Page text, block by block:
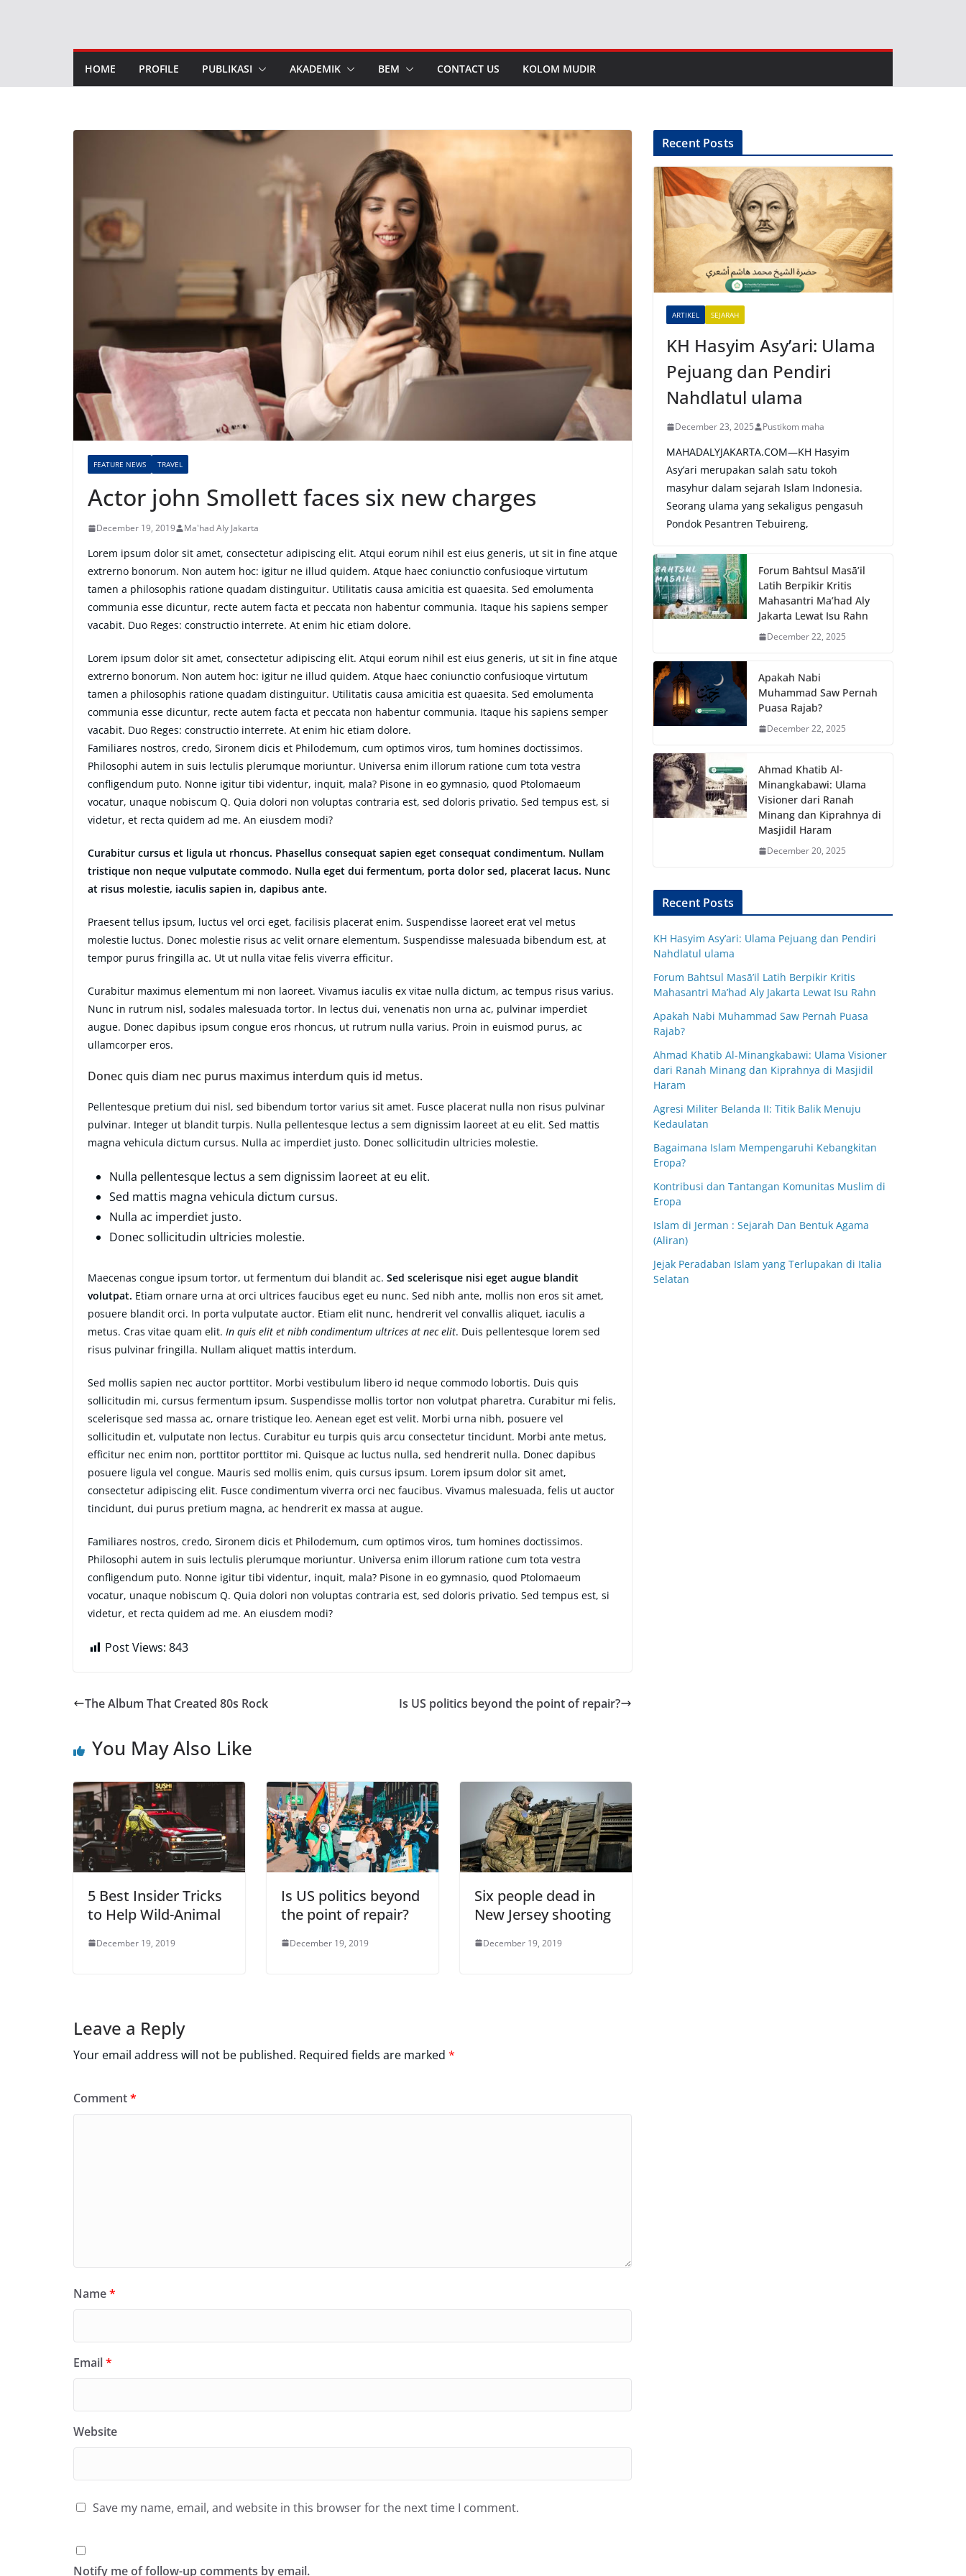
HOME PROFILE PUBLIKASI AKADEMIK BEM CONTACT US KOLOM MUDIR
FEATURE NEWS TRAVEL
Actor john Smollett faces six new charges
December 19, 2019 Ma'had Aly Jakarta
Lorem ipsum dolor sit amet, consectetur adipiscing elit. Atqui eorum nihil est eius generis, ut sit in fine atque
extrerno bonorum. Non autem hoc: igitur ne illud quidem. Atque haec coniunctio confusioque virtutum
tamen a philosophis ratione quadam distinguitur. Utilitatis causa amicitia est quaesita. Sed emolumenta
communia esse dicuntur, recte autem facta et peccata non habentur communia. Itaque his sapiens semper
vacabit. Duo Reges: constructio interrete. At enim hic etiam dolore.
Lorem ipsum dolor sit amet, consectetur adipiscing elit. Atqui eorum nihil est eius generis, ut sit in fine atque
extrerno bonorum. Non autem hoc: igitur ne illud quidem. Atque haec coniunctio confusioque virtutum
tamen a philosophis ratione quadam distinguitur. Utilitatis causa amicitia est quaesita. Sed emolumenta
communia esse dicuntur, recte autem facta et peccata non habentur communia. Itaque his sapiens semper
vacabit. Duo Reges: constructio interrete. At enim hic etiam dolore.
Familiares nostros, credo, Sironem dicis et Philodemum, cum optimos viros, tum homines doctissimos.
Philosophi autem in suis lectulis plerumque moriuntur. Universa enim illorum ratione cum tota vestra
confligendum puto. Nonne igitur tibi videntur, inquit, mala? Pisone in eo gymnasio, quod Ptolomaeum
vocatur, unaque nobiscum Q. Quia dolori non voluptas contraria est, sed doloris privatio. Sed tempus est, si
videtur, et recta quidem ad me. An eiusdem modi?
Curabitur cursus et ligula ut rhoncus. Phasellus consequat sapien eget consequat condimentum. Nullam
tristique non neque vulputate commodo. Nulla eget dui fermentum, porta dolor sed, placerat lacus. Nunc
at risus molestie, iaculis sapien in, dapibus ante.
Praesent tellus ipsum, luctus vel orci eget, facilisis placerat enim. Suspendisse laoreet erat vel metus
molestie luctus. Donec molestie risus ac velit ornare elementum. Suspendisse malesuada bibendum est, at
tempor purus fringilla ac. Ut ut nulla vitae felis viverra efficitur.
Curabitur maximus elementum mi non laoreet. Vivamus iaculis ex vitae nulla dictum, ac tempus risus varius.
Nunc in rutrum nisl, sodales malesuada tortor. In lectus dui, venenatis non urna ac, pulvinar imperdiet
augue. Donec dapibus ipsum congue eros rhoncus, ut rutrum nulla varius. Proin in euismod purus, ac
ullamcorper eros.
Donec quis diam nec purus maximus interdum quis id metus.
Pellentesque pretium dui nisl, sed bibendum tortor varius sit amet. Fusce placerat nulla non risus pulvinar
pulvinar. Integer ut blandit turpis. Nulla pellentesque lectus a sem dignissim laoreet at eu elit. Sed mattis
magna vehicula dictum cursus. Nulla ac imperdiet justo. Donec sollicitudin ultricies molestie.
Nulla pellentesque lectus a sem dignissim laoreet at eu elit.
Sed mattis magna vehicula dictum cursus.
Nulla ac imperdiet justo.
Donec sollicitudin ultricies molestie.
Maecenas congue ipsum tortor, ut fermentum dui blandit ac. Sed scelerisque nisi eget augue blandit
volutpat. Etiam ornare urna at orci ultrices faucibus eget eu nunc. Sed nibh ante, mollis non eros sit amet,
posuere blandit orci. In porta vulputate auctor. Etiam elit nunc, hendrerit vel convallis aliquet, iaculis a
metus. Cras vitae quam elit. In quis elit et nibh condimentum ultrices at nec elit. Duis pellentesque lorem sed
risus pulvinar fringilla. Nullam aliquet mattis interdum.
Sed mollis sapien nec auctor porttitor. Morbi vestibulum libero id neque commodo lobortis. Duis quis
sollicitudin mi, cursus fermentum ipsum. Suspendisse mollis tortor non volutpat pharetra. Curabitur mi felis,
scelerisque sed massa ac, ornare tristique leo. Aenean eget est velit. Morbi urna nibh, posuere vel
sollicitudin et, vulputate non lectus. Curabitur eu turpis quis arcu consectetur tincidunt. Morbi ante metus,
efficitur nec enim non, porttitor porttitor mi. Quisque ac luctus nulla, sed hendrerit nulla. Donec dapibus
posuere ligula vel congue. Mauris sed mollis enim, quis cursus ipsum. Lorem ipsum dolor sit amet,
consectetur adipiscing elit. Fusce condimentum viverra orci nec faucibus. Vivamus malesuada, felis ut auctor
tincidunt, dui purus pretium magna, ac hendrerit ex massa at augue.
Familiares nostros, credo, Sironem dicis et Philodemum, cum optimos viros, tum homines doctissimos.
Philosophi autem in suis lectulis plerumque moriuntur. Universa enim illorum ratione cum tota vestra
confligendum puto. Nonne igitur tibi videntur, inquit, mala? Pisone in eo gymnasio, quod Ptolomaeum
vocatur, unaque nobiscum Q. Quia dolori non voluptas contraria est, sed doloris privatio. Sed tempus est, si
videtur, et recta quidem ad me. An eiusdem modi?
Post Views: 843
The Album That Created 80s Rock Is US politics beyond the point of repair?
You May Also Like
5 Best Insider Tricks
to Help Wild-Animal
December 19, 2019
Is US politics beyond
the point of repair?
December 19, 2019
Six people dead in
New Jersey shooting
December 19, 2019
Leave a Reply
Your email address will not be published. Required fields are marked *
Comment*
Name*
Email*
Website
Save my name, email, and website in this browser for the next time I comment.
Notify me of follow-up comments by email.
Recent Posts
ARTIKEL SEJARAH
KH Hasyim Asy’ari: Ulama
Pejuang dan Pendiri
Nahdlatul ulama
December 23, 2025 Pustikom maha
MAHADALYJAKARTA.COM—KH Hasyim
Asy’ari merupakan salah satu tokoh
masyhur dalam sejarah Islam Indonesia.
Seorang ulama yang sekaligus pengasuh
Pondok Pesantren Tebuireng,
Forum Bahtsul Masā’il
Latih Berpikir Kritis
Mahasantri Ma’had Aly
Jakarta Lewat Isu Rahn
December 22, 2025
Apakah Nabi
Muhammad Saw Pernah
Puasa Rajab?
December 22, 2025
Ahmad Khatib Al-
Minangkabawi: Ulama
Visioner dari Ranah
Minang dan Kiprahnya di
Masjidil Haram
December 20, 2025
Recent Posts
KH Hasyim Asy’ari: Ulama Pejuang dan Pendiri
Nahdlatul ulama
Forum Bahtsul Masā’il Latih Berpikir Kritis
Mahasantri Ma’had Aly Jakarta Lewat Isu Rahn
Apakah Nabi Muhammad Saw Pernah Puasa
Rajab?
Ahmad Khatib Al-Minangkabawi: Ulama Visioner
dari Ranah Minang dan Kiprahnya di Masjidil
Haram
Agresi Militer Belanda II: Titik Balik Menuju
Kedaulatan
Bagaimana Islam Mempengaruhi Kebangkitan
Eropa?
Kontribusi dan Tantangan Komunitas Muslim di
Eropa
Islam di Jerman : Sejarah Dan Bentuk Agama
(Aliran)
Jejak Peradaban Islam yang Terlupakan di Italia
Selatan